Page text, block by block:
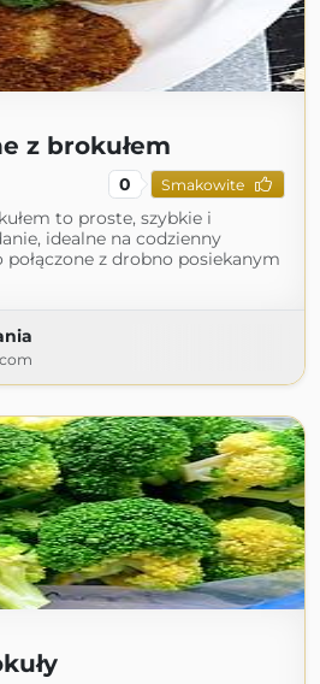
z brokułem
0 Smakowite
to proste, szybkie i
idealne na codzienny
z drobno posiekanym